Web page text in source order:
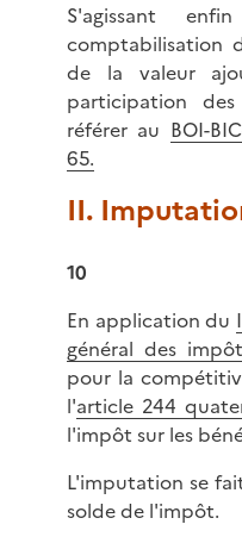
S'agissant
comptabilisation
de la valeur
participation
référer au BOI-
65.
II.
10
En application du
général des
pour la
l'article 244
l'impôt sur les
L'imputation se
solde de l'impôt.